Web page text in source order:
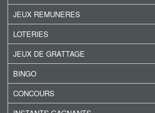
JEUX REMUNERES
LOTERIES
JEUX DE GRATTAGE
BINGO
CONCOURS